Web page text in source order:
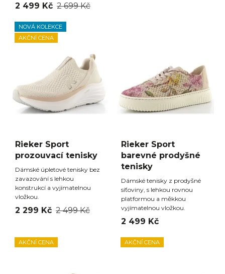
2 499 Kč 2 699 Kč
NOVÁ KOLEKCE
AKČNÍ CENA
Rieker Sport
prozouvací tenisky
Dámské úpletové tenisky bez
zavazování s lehkou
konstrukcí a vyjímatelnou
vložkou.
2 299 Kč 2 499 Kč
Rieker Sport
barevné prodyšné
tenisky
Dámské tenisky z prodyšné
síťoviny, s lehkou rovnou
platformou a měkkou
vyjímatelnou vložkou.
2 499 Kč
AKČNÍ CENA AKČNÍ CENA